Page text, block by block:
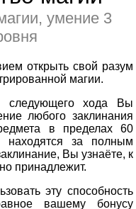
умение 3
открыть свой разум
магии.
следующего хода Вы
любого заклинания
в пределах 60
находятся за полным
Вы узнаёте, к
принадлежит.
эту способность
вашему бонусу